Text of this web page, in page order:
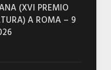
(XVI PREMIO
A ROMA – 9